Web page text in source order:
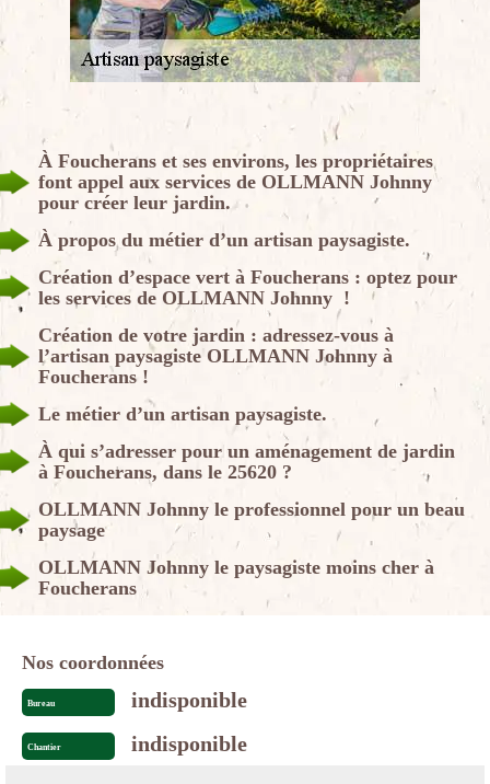
À Foucherans et ses environs, les propriétaires
font appel aux services de OLLMANN Johnny
pour créer leur jardin.
À propos du métier d’un artisan paysagiste.
Création d’espace vert à Foucherans : optez pour
les services de OLLMANN Johnny !
Création de votre jardin : adressez-vous à
l’artisan paysagiste OLLMANN Johnny à
Foucherans !
Le métier d’un artisan paysagiste.
À qui s’adresser pour un aménagement de jardin
à Foucherans, dans le 25620 ?
OLLMANN Johnny le professionnel pour un beau
paysage
OLLMANN Johnny le paysagiste moins cher à
Foucherans
Nos coordonnées
Bureau indisponible
Chantier indisponible